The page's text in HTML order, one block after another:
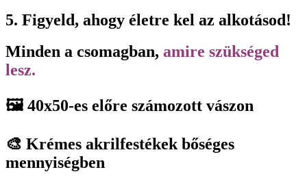
5. Figyeld, ahogy életre kel az alkotásod!
Minden a csomagban, amire szükséged
lesz.
🖼️ 40x50-es előre számozott vászon
🎨 Krémes akrilfestékek bőséges
mennyiségben